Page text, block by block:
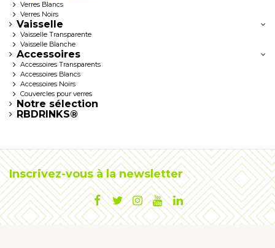
Verres Blancs
Verres Noirs
Vaisselle
Vaisselle Transparente
Vaisselle Blanche
Accessoires
Accessoires Transparents
Accessoires Blancs
Accessoires Noirs
Couvercles pour verres
Notre sélection
RBDRINKS®
Inscrivez-vous à la newsletter